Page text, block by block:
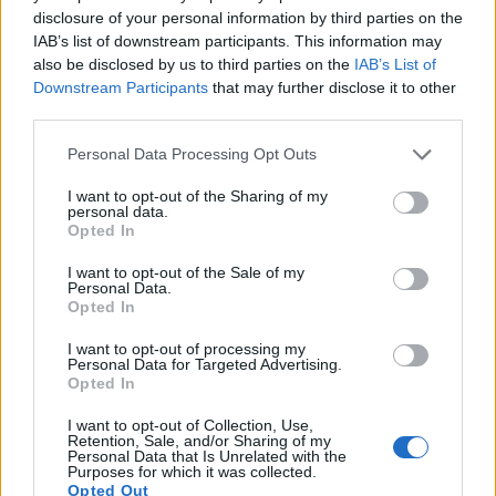
disclosure of your personal information by third parties on the
IAB’s list of downstream participants. This information may
also be disclosed by us to third parties on the IAB’s List of
Downstream Participants that may further disclose it to other
Personal Data Processing Opt Outs
I want to opt-out of the Sharing of my
personal data.
Opted In
I want to opt-out of the Sale of my
Personal Data.
Opted In
I want to opt-out of processing my
Personal Data for Targeted Advertising.
Opted In
I want to opt-out of Collection, Use,
Retention, Sale, and/or Sharing of my
Personal Data that Is Unrelated with the
Purposes for which it was collected.
Opted Out
AFFICHER LA CARTE